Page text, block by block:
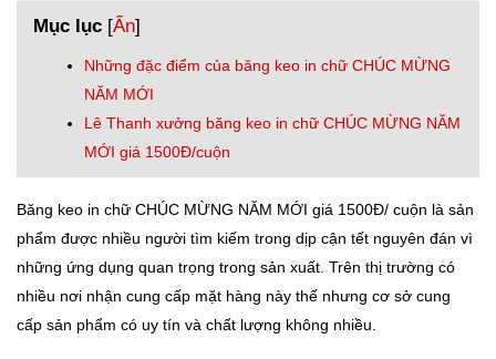
Mục lục [Ẩn]
Những đặc điểm của băng keo in chữ CHÚC MỪNG
NĂM MỚI
Lê Thanh xưởng băng keo in chữ CHÚC MỪNG NĂM
MỚI giá 1500Đ/cuộn
Băng keo in chữ CHÚC MỪNG NĂM MỚI giá 1500Đ/ cuộn là sản
phẩm được nhiều người tìm kiếm trong dịp cận tết nguyên đán vì
những ứng dụng quan trọng trong sản xuất. Trên thị trường có
nhiều nơi nhận cung cấp mặt hàng này thế nhưng cơ sở cung
cấp sản phẩm có uy tín và chất lượng không nhiều.